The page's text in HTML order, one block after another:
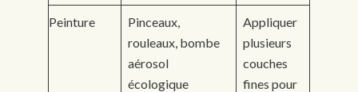
Peinture
Pinceaux,
rouleaux, bombe
aérosol
écologique
Appliquer
plusieurs
couches
fines pour